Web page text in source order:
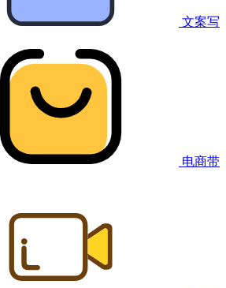
文案写
电商带